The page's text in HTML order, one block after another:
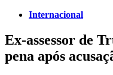
Internacional
Ex-assessor de
pena após